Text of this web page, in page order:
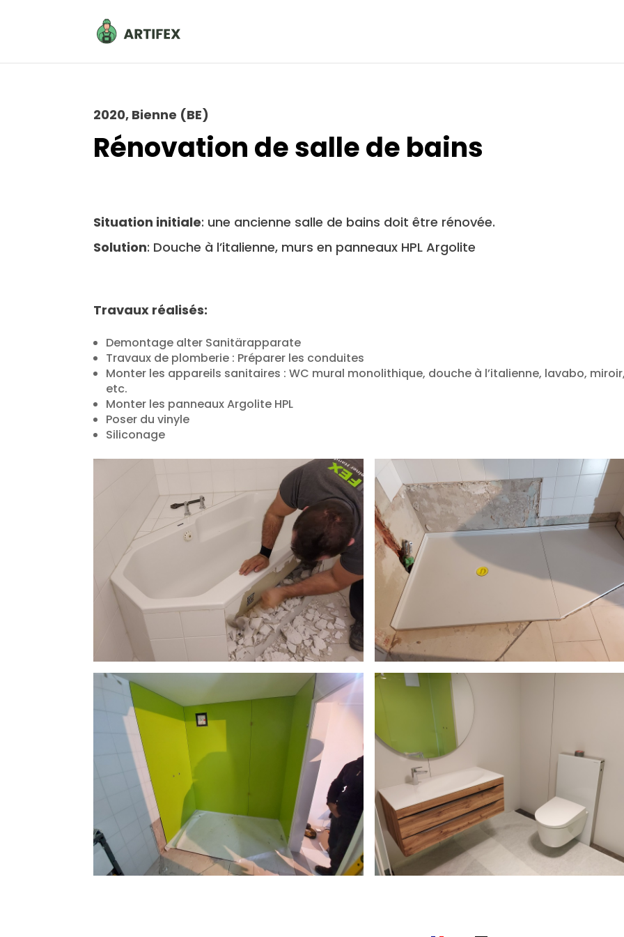
2020, Bienne (BE)
Rénovation de salle de bains
Situation initiale: une ancienne salle de bains doit être rénovée.
Solution: Douche à l’italienne, murs en panneaux HPL Argolite
Travaux réalisés:
Demontage alter Sanitärapparate
Travaux de plomberie : Préparer les conduites
Monter les appareils sanitaires : WC mural monolithique, douche à l’italienne, lavabo,
etc.
Monter les panneaux Argolite HPL
Poser du vinyle
Siliconage